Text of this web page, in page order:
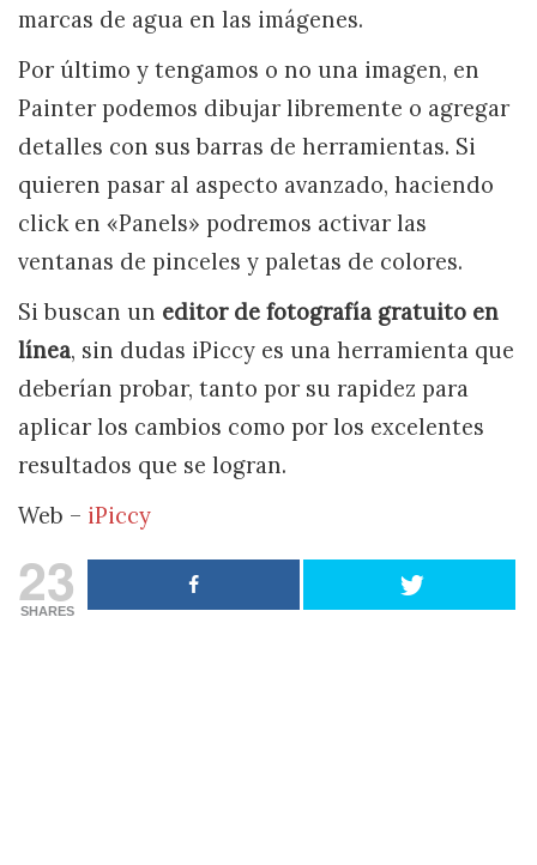
marcas de agua en las imágenes.
Por último y tengamos o no una imagen, en
Painter podemos dibujar libremente o agregar
detalles con sus barras de herramientas. Si
quieren pasar al aspecto avanzado, haciendo
click en «Panels» podremos activar las
ventanas de pinceles y paletas de colores.
Si buscan un editor de fotografía gratuito en
línea, sin dudas iPiccy es una herramienta que
deberían probar, tanto por su rapidez para
aplicar los cambios como por los excelentes
resultados que se logran.
Web – iPiccy
23
SHARES